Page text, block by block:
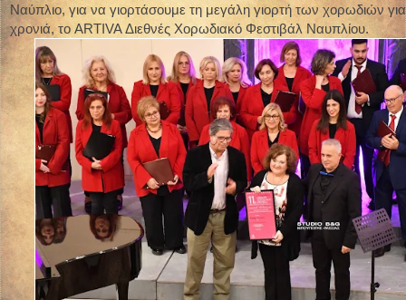
Ναύπλιο, για να γιορτάσουμε τη μεγάλη γιορτή των χορωδιών
χρονιά, το ARTIVA Διεθνές Χορωδιακό Φεστιβάλ Ναυπλίου.